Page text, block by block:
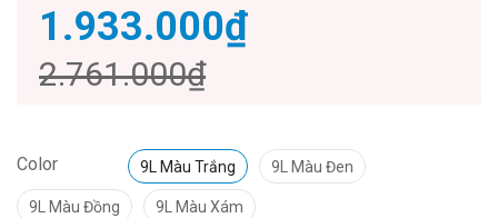
1.933.000₫
2.761.000₫
Color 9L Màu Trắng 9L Màu Đen
9L Màu Đồng 9L Màu Xám